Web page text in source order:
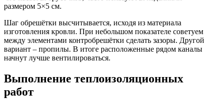
размером 5×5 см.
Шаг обрешётки высчитывается, исходя из материала
изготовления кровли. При небольшом показателе советуем
между элементами контробрешётки сделать зазоры. Другой
вариант – пропилы. В итоге расположенные рядом каналы
начнут лучше вентилироваться.
Выполнение теплоизоляционных
работ